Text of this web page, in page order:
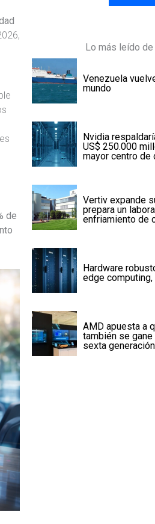
de
Lo más leído
Venezuela
mundo
Nvidia
US$ 250.000
mayor centro de
Vertiv expande
prepara un
enfriamiento de
Hardware
edge
AMD apuesta a
también se
sexta